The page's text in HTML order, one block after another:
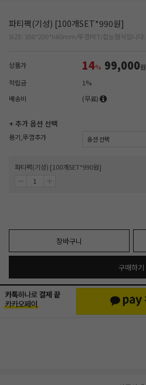
파티팩(기성) [100개SET*990원]
SIZE: 350*200*h60mm/뚜껑PET/접는형식입니다.
상품가 14% 99,000원
적립금
1%
배송비
(무료)
+ 추가 옵션 선택
용기,뚜껑추가
파티팩(기성) [100개SET*990원]
장바구니
구매하기